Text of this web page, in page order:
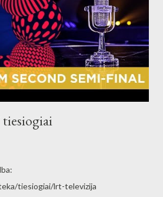
tiesiogiai/lrt-televizija